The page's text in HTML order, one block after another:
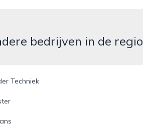
bedrijven in de regio
Techniek